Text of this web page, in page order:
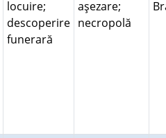
locuire;
descoperire
funerară
aşezare;
necropolă